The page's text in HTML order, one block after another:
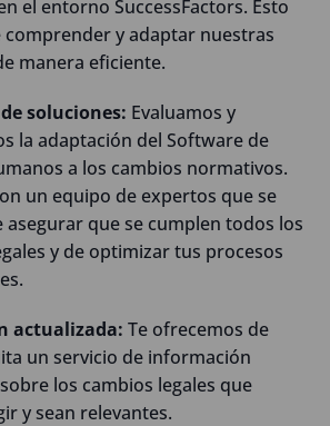
el entorno SuccessFactors. Esto
y adaptar nuestras
manera eficiente.
soluciones: Evaluamos y
la adaptación del Software de
a los cambios normativos.
un equipo de expertos que se
asegurar que se cumplen todos los
y de optimizar tus procesos
actualizada: Te ofrecemos de
un servicio de información
los cambios legales que
y sean relevantes.